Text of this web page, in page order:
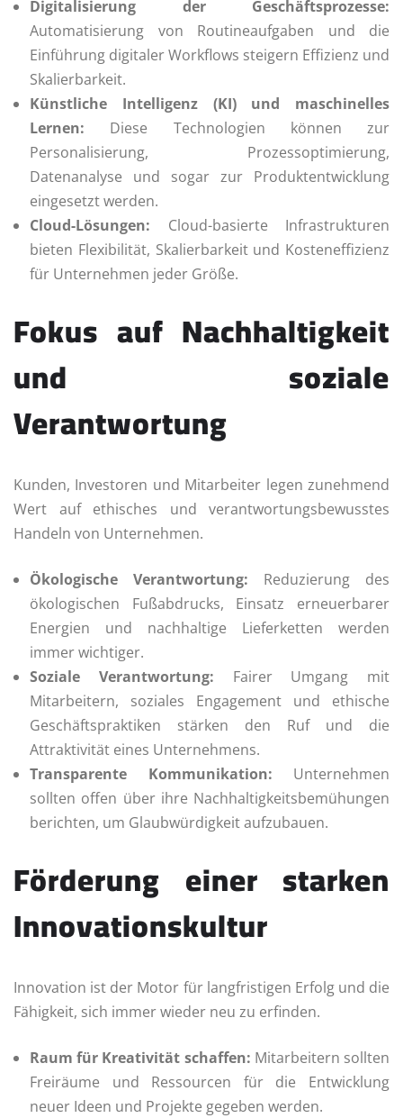
Digitalisierung der Geschäftsprozesse:
Automatisierung von Routineaufgaben und die
Einführung digitaler Workflows steigern Effizienz und
Skalierbarkeit.
Künstliche Intelligenz (KI) und maschinelles
Lernen: Diese Technologien können zur
Personalisierung, Prozessoptimierung,
Datenanalyse und sogar zur Produktentwicklung
eingesetzt werden.
Cloud-Lösungen: Cloud-basierte Infrastrukturen
bieten Flexibilität, Skalierbarkeit und Kosteneffizienz
für Unternehmen jeder Größe.
Fokus auf Nachhaltigkeit
und soziale
Verantwortung
Kunden, Investoren und Mitarbeiter legen zunehmend
Wert auf ethisches und verantwortungsbewusstes
Handeln von Unternehmen.
Ökologische Verantwortung: Reduzierung des
ökologischen Fußabdrucks, Einsatz erneuerbarer
Energien und nachhaltige Lieferketten werden
immer wichtiger.
Soziale Verantwortung: Fairer Umgang mit
Mitarbeitern, soziales Engagement und ethische
Geschäftspraktiken stärken den Ruf und die
Attraktivität eines Unternehmens.
Transparente Kommunikation: Unternehmen
sollten offen über ihre Nachhaltigkeitsbemühungen
berichten, um Glaubwürdigkeit aufzubauen.
Förderung einer starken
Innovationskultur
Innovation ist der Motor für langfristigen Erfolg und die
Fähigkeit, sich immer wieder neu zu erfinden.
Raum für Kreativität schaffen: Mitarbeitern sollten
Freiräume und Ressourcen für die Entwicklung
neuer Ideen und Projekte gegeben werden.